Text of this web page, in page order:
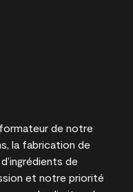
de notre
la fabrication de
de
et notre priorité